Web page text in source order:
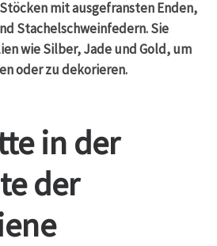
mit ausgefransten Enden,
Stachelschweinfedern. Sie
wie Silber, Jade und Gold, um
oder zu dekorieren.
in der
der